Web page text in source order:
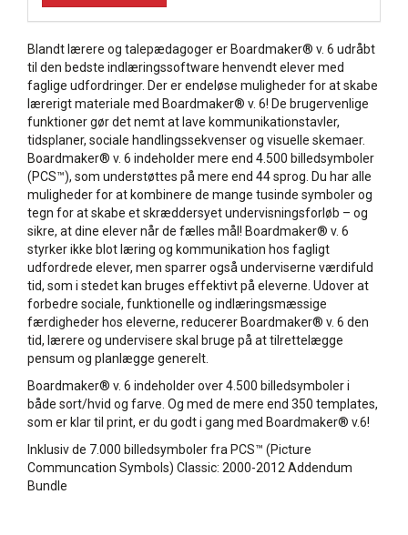
Blandt lærere og talepædagoger er Boardmaker® v. 6 udråbt
til den bedste indlæringssoftware henvendt elever med
faglige udfordringer. Der er endeløse muligheder for at skabe
lærerigt materiale med Boardmaker® v. 6! De brugervenlige
funktioner gør det nemt at lave kommunikationstavler,
tidsplaner, sociale handlingssekvenser og visuelle skemaer.
Boardmaker® v. 6 indeholder mere end 4.500 billedsymboler
(PCS™), som understøttes på mere end 44 sprog. Du har alle
muligheder for at kombinere de mange tusinde symboler og
tegn for at skabe et skræddersyet undervisningsforløb – og
sikre, at dine elever når de fælles mål! Boardmaker® v. 6
styrker ikke blot læring og kommunikation hos fagligt
udfordrede elever, men sparrer også underviserne værdifuld
tid, som i stedet kan bruges effektivt på eleverne. Udover at
forbedre sociale, funktionelle og indlæringsmæssige
færdigheder hos eleverne, reducerer Boardmaker® v. 6 den
tid, lærere og undervisere skal bruge på at tilrettelægge
pensum og planlægge generelt.
Boardmaker® v. 6 indeholder over 4.500 billedsymboler i
både sort/hvid og farve. Og med de mere end 350 templates,
som er klar til print, er du godt i gang med Boardmaker® v.6!
Inklusiv de 7.000 billedsymboler fra PCS™ (Picture
Communcation Symbols) Classic: 2000-2012 Addendum
Bundle